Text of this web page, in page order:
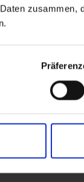
zusammen,